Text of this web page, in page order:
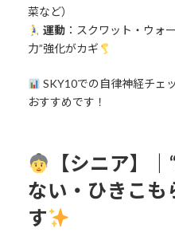
菜など）
運動：スクワット・ウォ
力”強化がカギ
SKY10での自律神経チェ
おすすめです！
【シニア】
ない・ひきこも
す